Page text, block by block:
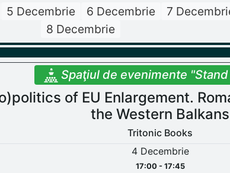
5 Decembrie 6 Decembrie
7
8 Decembrie
Spaţiul de evenimente
of EU Enlargement.
the Western Balkans
Tritonic Books
4 Decembrie
17:00 - 17:45